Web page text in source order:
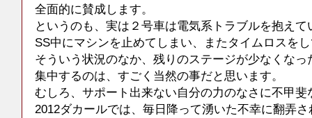
全面的に賛成します。
というのも、実は２号車は電気系トラブルを抱え
SS中にマシンを止めてしまい、またタイムロスを
そういう状況のなか、残りのステージが少なくな
集中するのは、すごく当然の事だと思います。
むしろ、サポート出来ない自分の力のなさに不甲
2012ダカールでは、毎日降って湧いた不幸に翻弄